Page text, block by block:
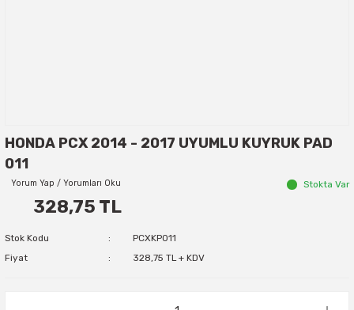
HONDA PCX 2014 - 2017 UYUMLU KUYRUK PAD
011
Yorum Yap / Yorumları Oku Stokta Var
328,75 TL
Stok Kodu
PCXKP011
Fiyat
328,75 TL + KDV